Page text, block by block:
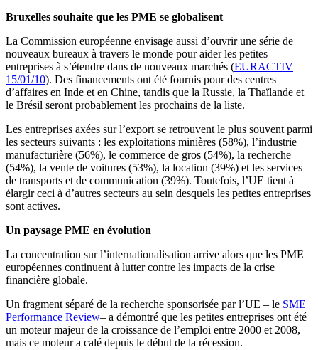
Bruxelles souhaite que les PME se globalisent
La Commission européenne envisage aussi d’ouvrir une série de
nouveaux bureaux à travers le monde pour aider les petites
entreprises à s’étendre dans de nouveaux marchés (EURACTIV
15/01/10). Des financements ont été fournis pour des centres
d’affaires en Inde et en Chine, tandis que la Russie, la Thaïlande et
le Brésil seront probablement les prochains de la liste.
Les entreprises axées sur l’export se retrouvent le plus souvent parmi
les secteurs suivants : les exploitations minières (58%), l’industrie
manufacturière (56%), le commerce de gros (54%), la recherche
(54%), la vente de voitures (53%), la location (39%) et les services
de transports et de communication (39%). Toutefois, l’UE tient à
élargir ceci à d’autres secteurs au sein desquels les petites entreprises
sont actives.
Un paysage PME en évolution
La concentration sur l’internationalisation arrive alors que les PME
européennes continuent à lutter contre les impacts de la crise
financière globale.
Un fragment séparé de la recherche sponsorisée par l’UE – le SME
Performance Review– a démontré que les petites entreprises ont été
un moteur majeur de la croissance de l’emploi entre 2000 et 2008,
mais ce moteur a calé depuis le début de la récession.